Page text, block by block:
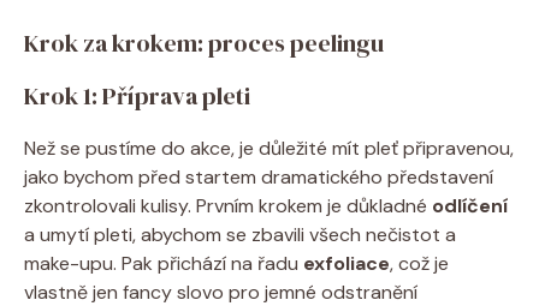
Krok za krokem: proces peelingu
Krok 1: Příprava pleti
Než se pustíme do akce, je důležité mít pleť připravenou,
jako bychom před startem dramatického představení
zkontrolovali kulisy. Prvním krokem je důkladné odlíčení
a umytí pleti, abychom se zbavili všech nečistot a
make-upu. Pak přichází na řadu exfoliace, což je
vlastně jen fancy slovo pro jemné odstranění